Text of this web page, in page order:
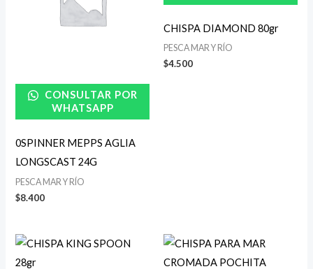
CONSULTAR POR
WHATSAPP
0SPINNER MEPPS AGLIA
LONGSCAST 24G
PESCA MAR Y RÍO
$8.400
CHISPA DIAMOND 80gr
PESCA MAR Y RÍO
$4.500
Rango
de
precios: